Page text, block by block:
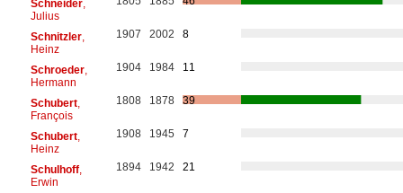
Schneider,
Julius
Schnitzler,
Heinz
1907 2002 8
Schroeder,
Hermann
1904 1984 11
Schubert,
François
1808 1878 39
Schubert,
Heinz
1908 1945 7
Schulhoff,
Erwin
1894 1942 21